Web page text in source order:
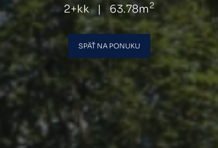
2+kk | 63.78m2
SPÄŤ NA PONUKU